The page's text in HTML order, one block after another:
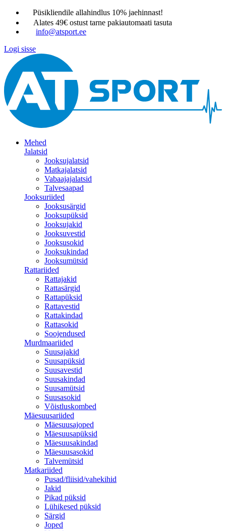
Püsikliendile allahindlus 10% jaehinnast!
Alates 49€ ostust tarne pakiautomaati tasuta
info@atsport.ee
Logi sisse
Mehed
Jalatsid
Jooksujalatsid
Matkajalatsid
Vabaajajalatsid
Talvesaapad
Jooksuriided
Jooksusärgid
Jooksupüksid
Jooksujakid
Jooksuvestid
Jooksusokid
Jooksukindad
Jooksumütsid
Rattariided
Rattajakid
Rattasärgid
Rattapüksid
Rattavestid
Rattakindad
Rattasokid
Soojendused
Murdmaariided
Suusajakid
Suusapüksid
Suusavestid
Suusakindad
Suusamütsid
Suusasokid
Võistluskombed
Mäesuusariided
Mäesuusajoped
Mäesuusapüksid
Mäesuusakindad
Mäesuusasokid
Talvemütsid
Matkariided
Pusad/fliisid/vahekihid
Jakid
Pikad püksid
Lühikesed püksid
Särgid
Joped